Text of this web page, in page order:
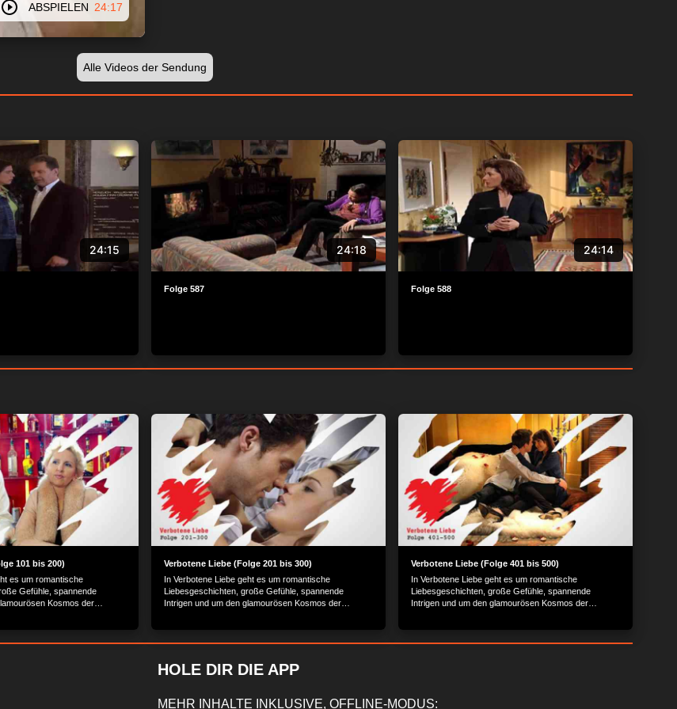
ABSPIELEN 24:17
Alle Videos der Sendung
24:15 24:18
Folge 587
24:14
Folge 588
101 bis 200)
es um romantische
Gefühle, spannende
Kosmos der
Verbotene Liebe (Folge 201 bis 300)
In Verbotene Liebe geht es um romantische
Liebesgeschichten, große Gefühle, spannende
Intrigen und um den glamourösen Kosmos der
Verbotene Liebe (Folge 401 bis 500)
In Verbotene Liebe geht es um romantische
Liebesgeschichten, große Gefühle, spannende
Intrigen und um den glamourösen Kosmos der
HOLE DIR DIE APP
MEHR INHALTE INKLUSIVE, OFFLINE-MODUS: